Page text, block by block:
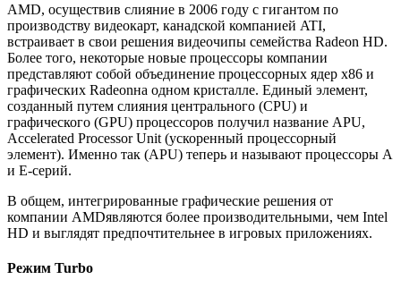
AMD, осуществив слияние в 2006 году с гигантом по
производству видеокарт, канадской компанией ATI,
встраивает в свои решения видеочипы семейства Radeon HD.
Более того, некоторые новые процессоры компании
представляют собой объединение процессорных ядер x86 и
графических Radeonна одном кристалле. Единый элемент,
созданный путем слияния центрального (CPU) и
графического (GPU) процессоров получил название APU,
Accelerated Processor Unit (ускоренный процессорный
элемент). Именно так (APU) теперь и называют процессоры A
и E-серий.
В общем, интегрированные графические решения от
компании AMDявляются более производительными, чем Intel
HD и выглядят предпочтительнее в игровых приложениях.
Режим Turbo